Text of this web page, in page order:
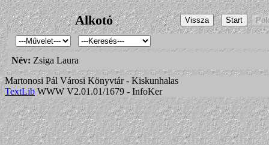
Alkotó
Név: Zsiga Laura
Martonosi Pál Városi Könyvtár - Kiskunhalas
TextLib WWW V2.01.01/1679 - InfoKer